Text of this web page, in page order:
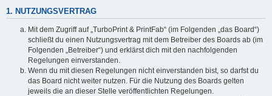
1. NUTZUNGSVERTRAG
Mit dem Zugriff auf „TurboPrint & PrintFab“ (im Folgenden „das Board“)
schließt du einen Nutzungsvertrag mit dem Betreiber des Boards ab (im
Folgenden „Betreiber“) und erklärst dich mit den nachfolgenden
Regelungen einverstanden.
Wenn du mit diesen Regelungen nicht einverstanden bist, so darfst du
das Board nicht weiter nutzen. Für die Nutzung des Boards gelten
jeweils die an dieser Stelle veröffentlichten Regelungen.